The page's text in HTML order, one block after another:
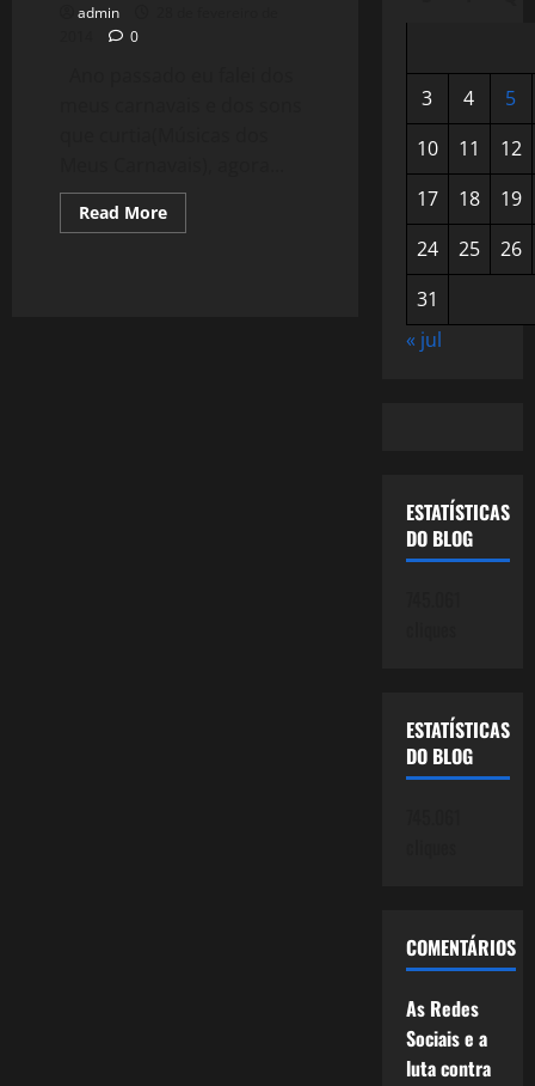
admin
0
Read MoreRead
more
3 4
5
10
11
12
17
18
19
24
25
26
31
« jul
ESTATÍSTICAS
DO BLOG
ESTATÍSTICAS
DO BLOG
COMENTÁRIOS
As Redes
Sociais e a
luta contra